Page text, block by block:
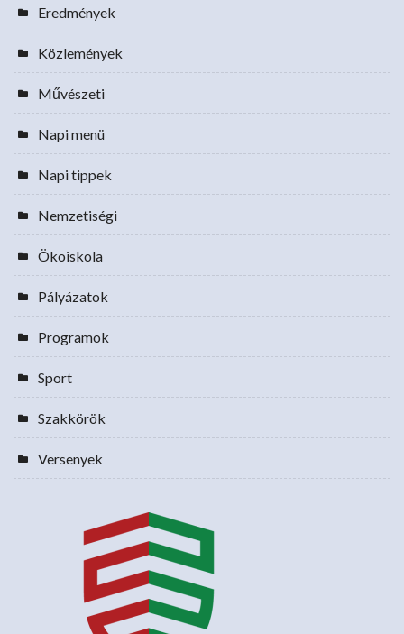
Eredmények
Közlemények
Művészeti
Napi menü
Napi tippek
Nemzetiségi
Ökoiskola
Pályázatok
Programok
Sport
Szakkörök
Versenyek